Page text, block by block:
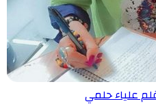
علياء حلمي